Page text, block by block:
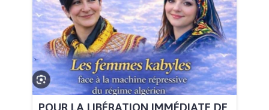
POUR LA LIBÉRATION IMMÉDIATE DE